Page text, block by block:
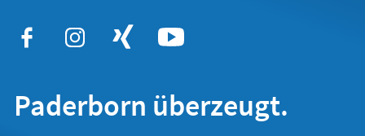
Paderborn überzeugt.